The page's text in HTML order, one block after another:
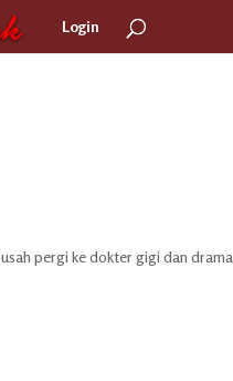
Login
pergi ke dokter gigi dan drama